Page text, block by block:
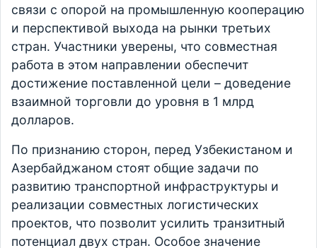
связи с опорой на промышленную кооперацию
и перспективой выхода на рынки третьих
стран. Участники уверены, что совместная
работа в этом направлении обеспечит
достижение поставленной цели – доведение
взаимной торговли до уровня в 1 млрд
долларов.
По признанию сторон, перед Узбекистаном и
Азербайджаном стоят общие задачи по
развитию транспортной инфраструктуры и
реализации совместных логистических
проектов, что позволит усилить транзитный
потенциал двух стран. Особое значение